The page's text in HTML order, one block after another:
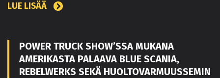
LUE LISÄÄ
POWER TRUCK SHOW’SSA MUKANA
AMERIKASTA PALAAVA BLUE SCANIA,
REBELWERKS SEKÄ HUOLTOVARMUUSSEMIN